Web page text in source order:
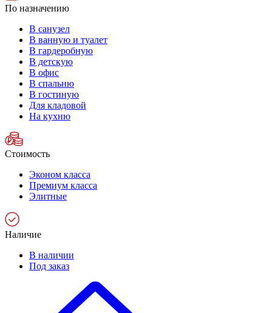
По назначению
В санузел
В ванную и туалет
В гардеробную
В детскую
В офис
В спальню
В гостиную
Для кладовой
На кухню
Стоимость
Эконом класса
Премиум класса
Элитные
Наличие
В наличии
Под заказ